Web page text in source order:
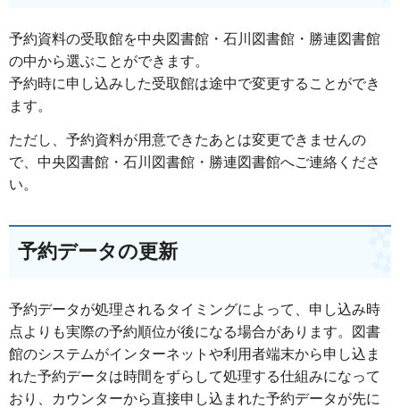
予約資料の受取館を中央図書館・石川図書館・勝連図書館
の中から選ぶことができます。
予約時に申し込みした受取館は途中で変更することができ
ます。
ただし、予約資料が用意できたあとは変更できませんの
で、中央図書館・石川図書館・勝連図書館へご連絡くださ
い。
予約データの更新
予約データが処理されるタイミングによって、申し込み時
点よりも実際の予約順位が後になる場合があります。図書
館のシステムがインターネットや利用者端末から申し込ま
れた予約データは時間をずらして処理する仕組みになって
おり、カウンターから直接申し込まれた予約データが先に